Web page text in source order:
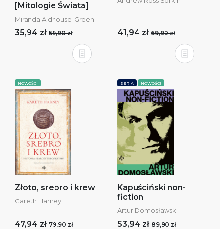
[Mitologie Świata]
Miranda Aldhouse-Green
35,94 zł 59,90 zł 41,94 zł 69,90 zł
NOWOŚCI
Złoto, srebro i krew
Gareth Harney
47,94 zł 79,90 zł
SERIA NOWOŚCI
Kapuściński non-
fiction
Artur Domosławski
53,94 zł 89,90 zł